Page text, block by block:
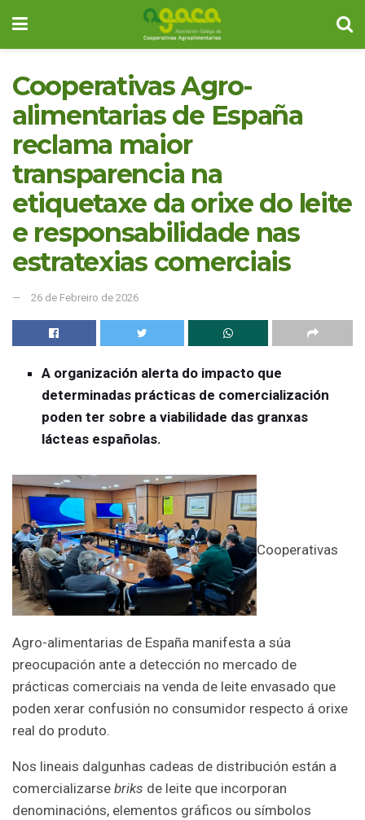
Cooperativas Agro-
alimentarias de España
reclama maior
transparencia na
etiquetaxe da orixe do leite
e responsabilidade nas
estratexias comerciais
26 de Febreiro de 2026
A organización alerta do impacto que
determinadas prácticas de comercialización
poden ter sobre a viabilidade das granxas
lácteas españolas.
Cooperativas
Agro-alimentarias de España manifesta a súa
preocupación ante a detección no mercado de
prácticas comerciais na venda de leite envasado que
poden xerar confusión no consumidor respecto á orixe
real do produto.
Nos lineais dalgunhas cadeas de distribución están a
comercializarse briks de leite que incorporan
denominacións, elementos gráficos ou símbolos